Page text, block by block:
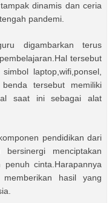
dinamis dan ceria
pandemi.
digambarkan terus
tersebut
laptop,wifi,ponsel,
benda tersebut memiliki
saat ini sebagai alat
pendidikan dari
menciptakan
cinta.Harapannya
hasil yang